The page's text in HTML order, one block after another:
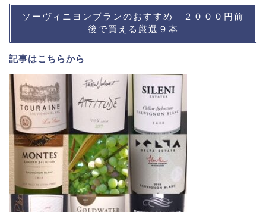
ソーヴィニヨンブランのおすすめ ２０００円前
後で買える厳選９本
記事はこちらから